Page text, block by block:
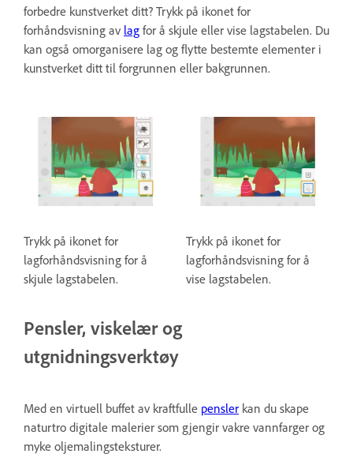
forbedre kunstverket ditt? Trykk på ikonet for
forhåndsvisning av lag for å skjule eller vise lagstabelen. Du
kan også omorganisere lag og flytte bestemte elementer i
kunstverket ditt til forgrunnen eller bakgrunnen.
Trykk på ikonet for
lagforhåndsvisning for å
skjule lagstabelen.
Trykk på ikonet for
lagforhåndsvisning for å
vise lagstabelen.
Pensler, viskelær og
utgnidningsverktøy
Med en virtuell buffet av kraftfulle pensler kan du skape
naturtro digitale malerier som gjengir vakre vannfarger og
myke oljemalingsteksturer.